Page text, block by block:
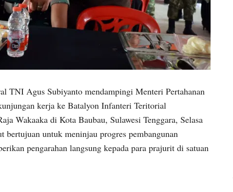
TNI Agus Subiyanto mendampingi Menteri Pertahanan
kerja ke Batalyon Infanteri Teritorial
Wakaaka di Kota Baubau, Sulawesi Tenggara, Selasa
bertujuan untuk meninjau progres pembangunan
pengarahan langsung kepada para prajurit di satuan